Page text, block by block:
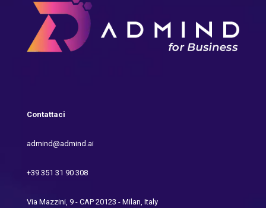
Contattaci
admind@admind.ai
+39 351 31 90 308
Via Mazzini, 9 - CAP 20123 - Milan, Italy